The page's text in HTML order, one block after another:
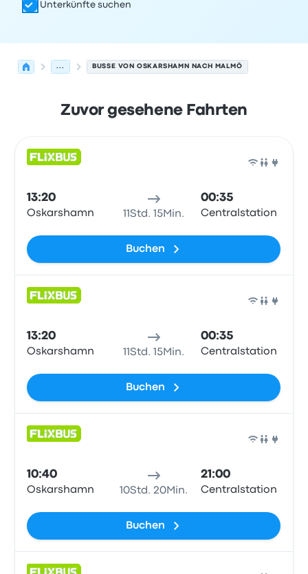
Unterkünfte suchen
... BUSSE VON OSKARSHAMN NACH MALMÖ
Zuvor gesehene Fahrten
13:20
Oskarshamn 11Std. 15Min.
00:35
Centralstation
Buchen
13:20
Oskarshamn 11Std. 15Min.
00:35
Centralstation
Buchen
10:40
Oskarshamn 10Std. 20Min.
21:00
Centralstation
Buchen